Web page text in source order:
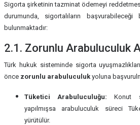
Sigorta şirketinin tazminat ödemeyi
durumunda, sigortalıların
bulunmaktadır:
2.1. Zorunlu Arabuluculuk
Türk hukuk sisteminde sigorta
önce zorunlu arabuluculuk yoluna
Tüketici Arabuluculuğu: Konut
yapılmışsa arabuluculuk süreci
yürütülür.